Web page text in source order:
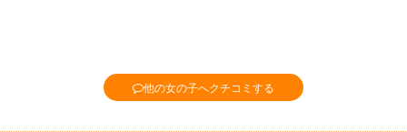
他の女の子へクチコミする